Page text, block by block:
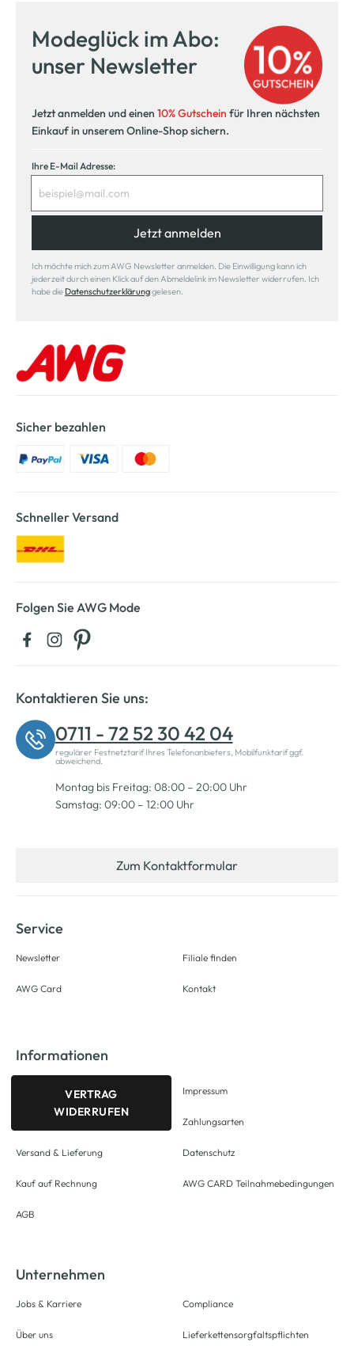
Modeglück im Abo:
unser Newsletter
Jetzt anmelden und einen 10% Gutschein für Ihren nächsten
Einkauf in unserem Online-Shop sichern.
Ihre E-Mail Adresse:
Jetzt anmelden
Ich möchte mich zum AWG Newsletter anmelden. Die Einwilligung kann ich
jederzeit durch einen Klick auf den Abmeldelink im Newsletter widerrufen. Ich
habe die Datenschutzerklärunggelesen.
Sicher bezahlen
Schneller Versand
Folgen Sie AWG Mode
Kontaktieren Sie uns:
0711 - 72 52 30 42 04
regulärer Festnetztarif Ihres Telefonanbieters, Mobilfunktarif ggf.
abweichend.
Montag bis Freitag: 08:00 – 20:00 Uhr
Samstag: 09:00 – 12:00 Uhr
Zum Kontaktformular
Service
Newsletter
AWG Card
Filiale finden
Kontakt
Informationen
VERTRAG
WIDERRUFEN
Versand & Lieferung
Kauf auf Rechnung
AGB
Impressum
Zahlungsarten
Datenschutz
AWG CARD Teilnahmebedingungen
Unternehmen
Jobs & Karriere
Über uns
Compliance
Lieferkettensorgfaltspflichten